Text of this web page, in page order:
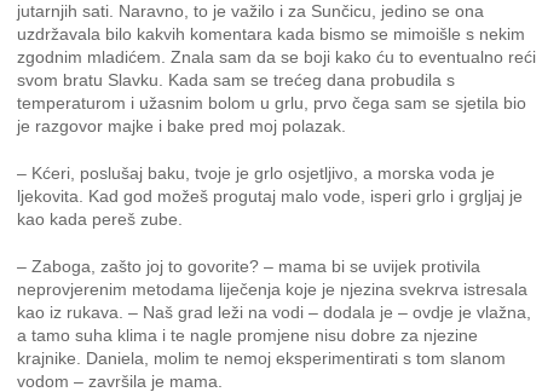
jutarnjih sati. Naravno, to je važilo i za Sunčicu, jedino se ona
uzdržavala bilo kakvih komentara kada bismo se mimoišle s nekim
zgodnim mladićem. Znala sam da se boji kako ću to eventualno reći
svom bratu Slavku. Kada sam se trećeg dana probudila s
temperaturom i užasnim bolom u grlu, prvo čega sam se sjetila bio
je razgovor majke i bake pred moj polazak.
– Kćeri, poslušaj baku, tvoje je grlo osjetljivo, a morska voda je
ljekovita. Kad god možeš progutaj malo vode, isperi grlo i grgljaj je
kao kada pereš zube.
– Zaboga, zašto joj to govorite? – mama bi se uvijek protivila
neprovjerenim metodama liječenja koje je njezina svekrva istresala
kao iz rukava. – Naš grad leži na vodi – dodala je – ovdje je vlažna,
a tamo suha klima i te nagle promjene nisu dobre za njezine
krajnike. Daniela, molim te nemoj eksperimentirati s tom slanom
vodom – završila je mama.